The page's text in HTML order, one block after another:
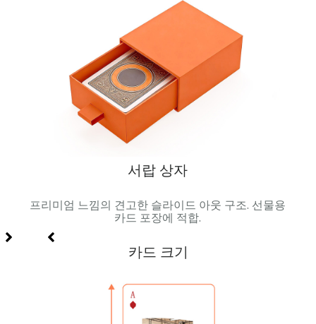
서랍 상자
프리미엄 느낌의 견고한 슬라이드 아웃 구조. 선물용
카드 포장에 적합.
카드 크기